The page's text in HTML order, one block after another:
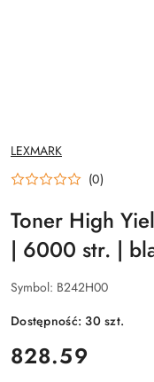
NAZWA
PRODUCENTA:
LEXMARK
(0)
Toner High
| 6000 str. |
Symbol: B242H00
Dostępność:30szt.
cena:
828.59